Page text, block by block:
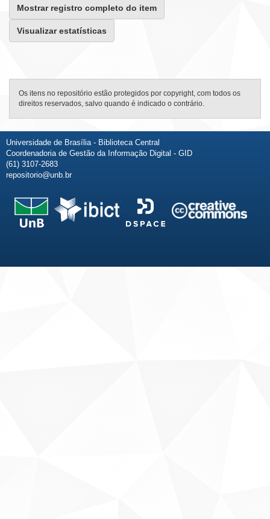
Mostrar registro completo do item
Visualizar estatísticas
Os itens no repositório estão protegidos por copyright, com todos os
direitos reservados, salvo quando é indicado o contrário.
Universidade de Brasília - Biblioteca Central
Coordenadoria de Gestão da Informação Digital - GID
(61) 3107-2683
repositorio@unb.br